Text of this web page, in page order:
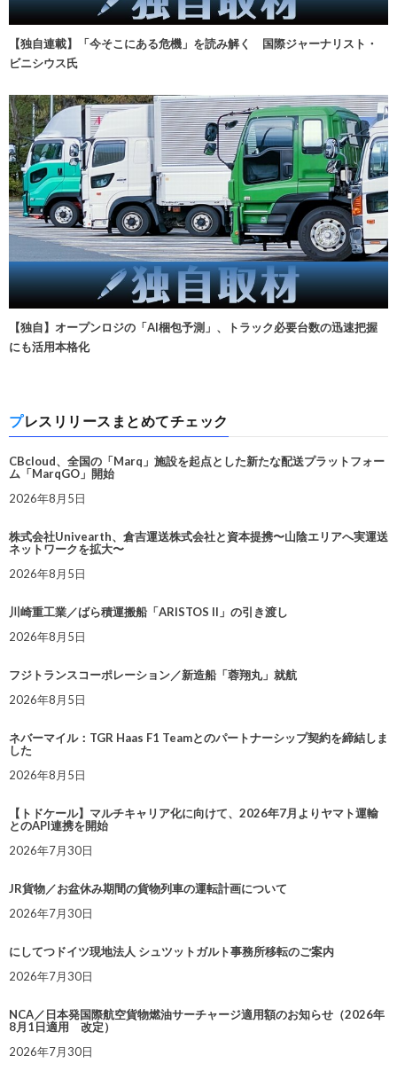
【独自連載】「今そこにある危機」を読み解く 国際ジャーナリスト・
ビニシウス氏
【独自】オープンロジの「AI梱包予測」、トラック必要台数の迅速把握
にも活用本格化
プレスリリースまとめてチェック
CBcloud、全国の「Marq」施設を起点とした新たな配送プラットフォー
ム「MarqGO」開始
2026年8月5日
株式会社Univearth、倉吉運送株式会社と資本提携〜山陰エリアへ実運送
ネットワークを拡大〜
2026年8月5日
川崎重工業／ばら積運搬船「ARISTOS II」の引き渡し
2026年8月5日
フジトランスコーポレーション／新造船「蓉翔丸」就航
2026年8月5日
ネバーマイル：TGR Haas F1 Teamとのパートナーシップ契約を締結しま
した
2026年8月5日
【トドケール】マルチキャリア化に向けて、2026年7月よりヤマト運輸
とのAPI連携を開始
2026年7月30日
JR貨物／お盆休み期間の貨物列車の運転計画について
2026年7月30日
にしてつドイツ現地法人 シュツットガルト事務所移転のご案内
2026年7月30日
NCA／日本発国際航空貨物燃油サーチャージ適用額のお知らせ（2026年
8月1日適用 改定）
2026年7月30日